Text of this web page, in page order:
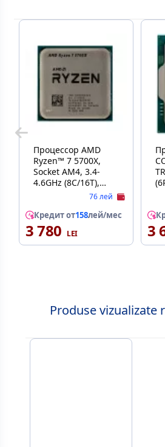
Процессор AMD
Ryzen™ 7 5700X,
Socket AM4, 3.4-
4.6GHz (8C/16T),
4MB L2 + 32MB L3
Integrated GPU,
7nm 65W, Unlocked,
tray
76 лей
Кредит от158лей/мес
3 780 3
Produse vizualizate